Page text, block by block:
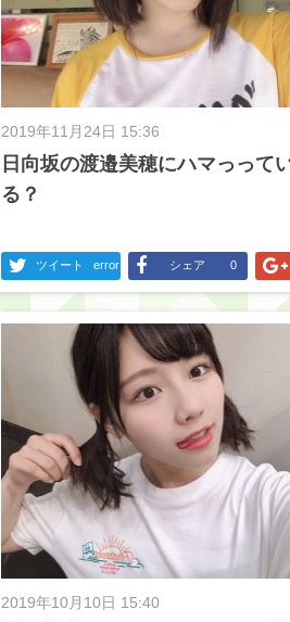
2019年11月24日 15:36
日向坂の渡邉美穂にハマっって
る？
ツイート error シェア 0
2019年10月10日 15:40